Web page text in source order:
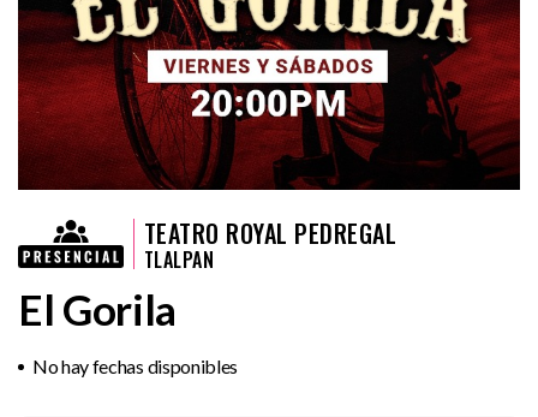
TEATRO ROYAL PEDREGAL
TLALPAN
El Gorila
No hay fechas disponibles